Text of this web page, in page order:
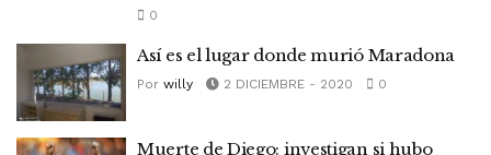
0
Así es el lugar donde murió Maradona
Por willy 2 DICIEMBRE - 2020 0
Muerte de Diego: investigan si hubo